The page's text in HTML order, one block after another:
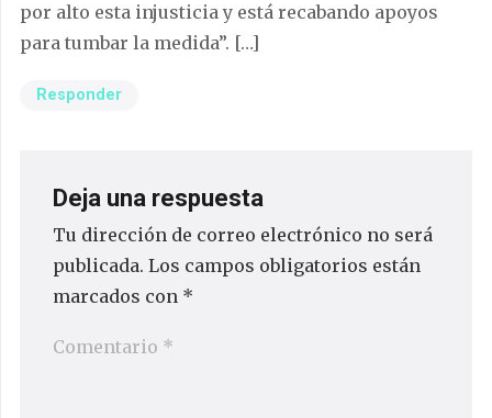
por alto esta injusticia y está recabando apoyos
para tumbar la medida”. […]
Responder
Deja una respuesta
Tu dirección de correo electrónico no será
publicada. Los campos obligatorios están
marcados con *